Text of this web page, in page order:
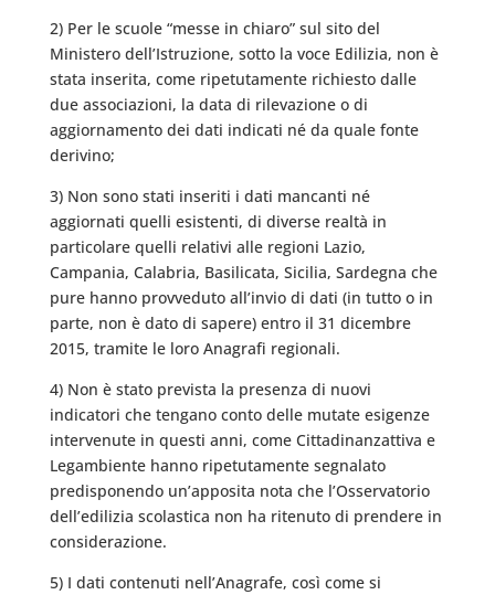
2) Per le scuole “messe in chiaro” sul sito del
Ministero dell’Istruzione, sotto la voce Edilizia, non è
stata inserita, come ripetutamente richiesto dalle
due associazioni, la data di rilevazione o di
aggiornamento dei dati indicati né da quale fonte
derivino;
3) Non sono stati inseriti i dati mancanti né
aggiornati quelli esistenti, di diverse realtà in
particolare quelli relativi alle regioni Lazio,
Campania, Calabria, Basilicata, Sicilia, Sardegna che
pure hanno provveduto all’invio di dati (in tutto o in
parte, non è dato di sapere) entro il 31 dicembre
2015, tramite le loro Anagrafi regionali.
4) Non è stato prevista la presenza di nuovi
indicatori che tengano conto delle mutate esigenze
intervenute in questi anni, come Cittadinanzattiva e
Legambiente hanno ripetutamente segnalato
predisponendo un’apposita nota che l’Osservatorio
dell’edilizia scolastica non ha ritenuto di prendere in
considerazione.
5) I dati contenuti nell’Anagrafe, così come si